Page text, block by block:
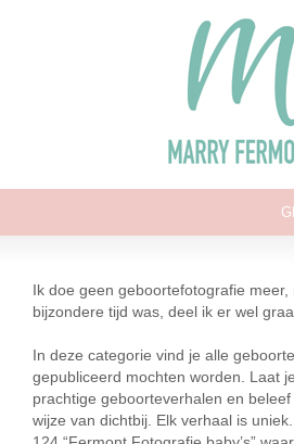
Ik doe geen geboortefotografie meer,
bijzondere tijd was, deel ik er wel
In deze categorie vind je alle
gepubliceerd mochten worden. Laat
prachtige geboorteverhalen en
wijze van dichtbij. Elk verhaal is